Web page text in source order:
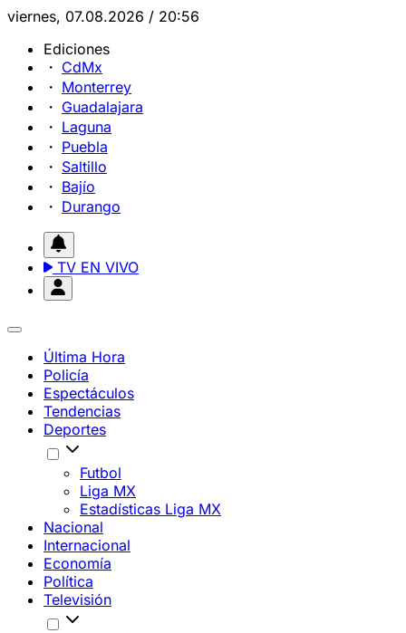
viernes, 07.08.2026 / 20:56
Ediciones
CdMx
Monterrey
Guadalajara
Laguna
Puebla
Saltillo
Bajío
Durango
TV EN VIVO
Última Hora
Policía
Espectáculos
Tendencias
Deportes
Futbol
Liga MX
Estadísticas Liga MX
Nacional
Internacional
Economía
Política
Televisión